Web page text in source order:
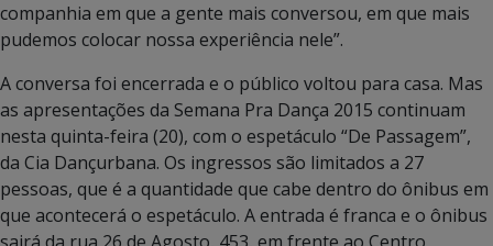
companhia em que a gente mais conversou, em que mais
pudemos colocar nossa experiência nele”.
A conversa foi encerrada e o público voltou para casa. Mas
as apresentações da Semana Pra Dança 2015 continuam
nesta quinta-feira (20), com o espetáculo “De Passagem”,
da Cia Dançurbana. Os ingressos são limitados a 27
pessoas, que é a quantidade que cabe dentro do ônibus em
que acontecerá o espetáculo. A entrada é franca e o ônibus